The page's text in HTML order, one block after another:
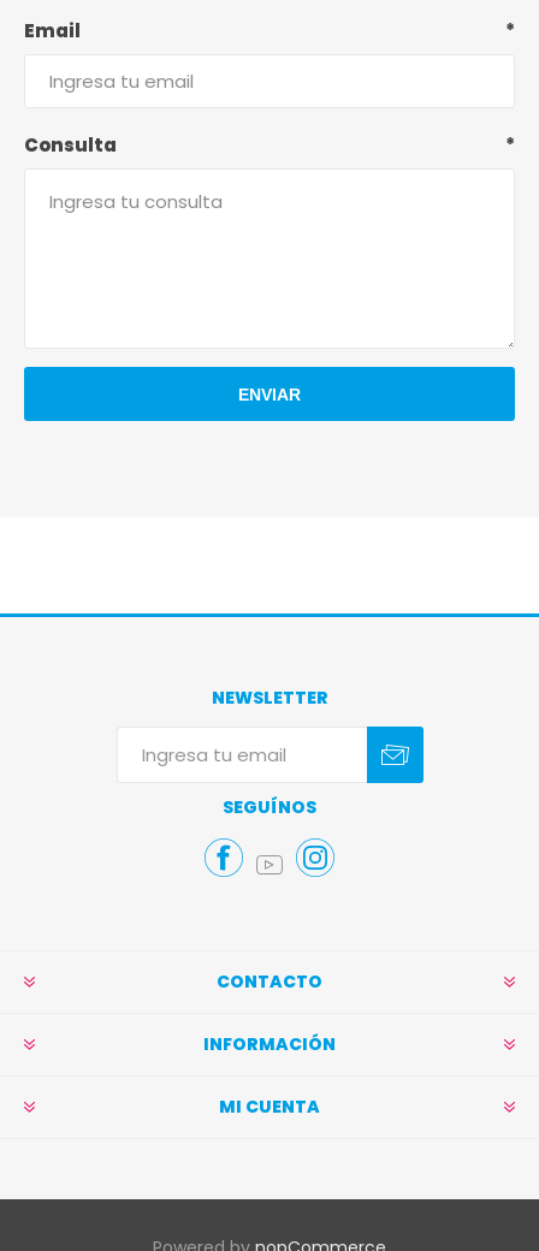
Email *
Consulta *
NEWSLETTER
SEGUÍNOS
CONTACTO
INFORMACIÓN
MI CUENTA